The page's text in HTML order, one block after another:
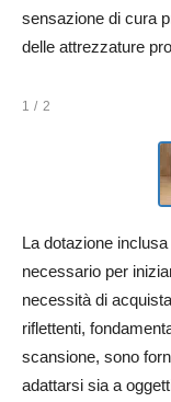
sensazione di cura
delle attrezzature
1 / 2
La dotazione
necessario per
necessità di
riflettenti,
scansione, sono
adattarsi sia a